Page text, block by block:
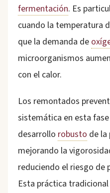
fermentación. Es
cuando la temperatura
que la demanda de
microorganismos
con el calor.
Los remontados
sistemática en esta
desarrollo robusto de la
mejorando la
reduciendo el riesgo de
Esta práctica